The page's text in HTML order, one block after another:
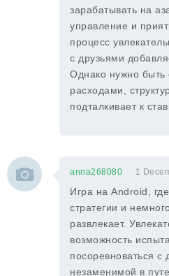
зарабатывать на
управление и
процесс
с друзьями
Однако нужно быть
расходами,
подталкивает к
anna268080 1
Игра на Android,
стратегии и
развлекает.
возможность
посоревноваться с
незаменимой в